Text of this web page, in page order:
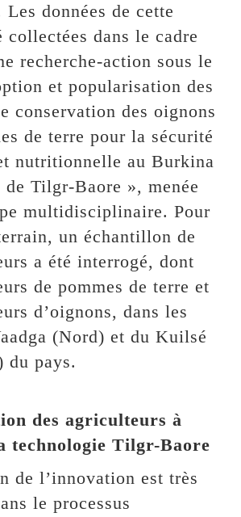
données de cette
collectées dans le cadre
recherche-action sous le
et popularisation des
conservation des oignons
de terre pour la sécurité
nutritionnelle au Burkina
de Tilgr-Baore », menée
multidisciplinaire. Pour
un échantillon de
a été interrogé, dont
de pommes de terre et
d’oignons, dans les
(Nord) et du Kuilsé
du pays.
des agriculteurs à
technologie Tilgr-Baore
de l’innovation est très
le processus